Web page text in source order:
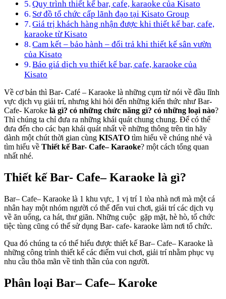
Quy trình thiết kế bar, cafe, karaoke của Kisato
Sơ đồ tổ chức cấp lãnh đạo tại Kisato Group
Giá trị khách hàng nhận được khi thiết kế bar, cafe,
karaoke từ Kisato
Cam kết – bảo hành – đổi trả khi thiết kế sân vườn
của Kisato
Báo giá dịch vụ thiết kế bar, cafe, karaoke của
Kisato
Về cơ bản thì Bar- Café – Karaoke là những cụm từ nói về đầu lĩnh
vực dịch vụ giải trí, nhưng khi hỏi đến những kiến thức như Bar-
Cafe- Karoke là gì? có những chức năng gì? có những loại nào?
Thì chúng ta chỉ đưa ra những khái quát chung chung. Để có thể
đưa đến cho các bạn khái quát nhất về những thông trên tin hãy
dành một chút thời gian cùng KISATO tìm hiểu về chúng nhé và
tìm hiểu về Thiết kế Bar- Cafe– Karaoke? một cách tổng quan
nhất nhé.
Thiết kế Bar- Cafe– Karaoke là gì?
Bar– Cafe– Karaoke là 1 khu vực, 1 vị trí 1 tòa nhà nơi mà một cá
nhân hay một nhóm người có thể đến vui chơi, giải trí các dịch vụ
về ăn uống, ca hát, thư giãn. Những cuộc gặp mặt, hè hò, tổ chức
tiệc tùng cũng có thể sử dụng Bar- cafe- karaoke làm nơi tổ chức.
Qua đó chúng ta có thể hiểu được thiết kế Bar– Cafe– Karaoke là
những công trình thiết kế các điểm vui chơi, giải trí nhằm phục vụ
nhu cầu thõa mãn về tinh thần của con người.
Phân loại Bar– Cafe– Karoke